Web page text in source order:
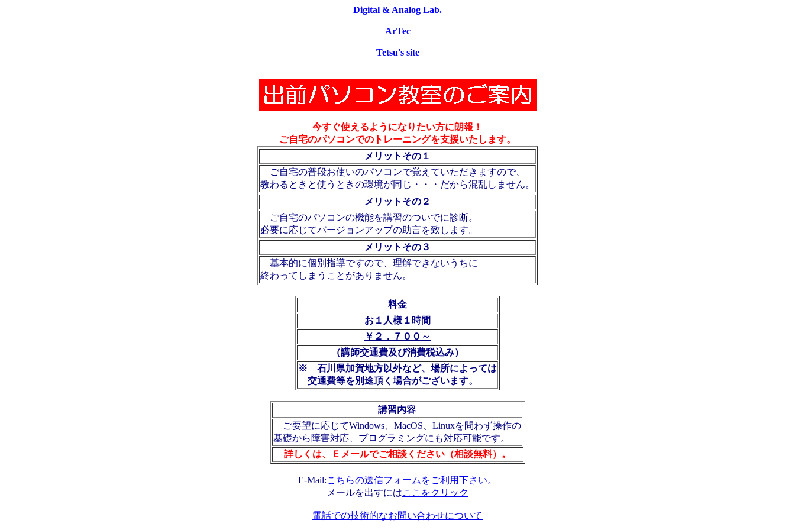
Digital & Analog Lab.
ArTec
Tetsu's site
今すぐ使えるようになりたい方に朗報！
ご自宅のパソコンでのトレーニングを支援いたします。
メリットその１
ご自宅の普段お使いのパソコンで覚えていただきますので、
教わるときと使うときの環境が同じ・・・だから混乱しません。
メリットその２
ご自宅のパソコンの機能を講習のついでに診断。
必要に応じてバージョンアップの助言を致します。
メリットその３
基本的に個別指導ですので、理解できないうちに
終わってしまうことがありません。
料金
お１人様１時間
￥２，７００～
（講師交通費及び消費税込み）
※ 石川県加賀地方以外など、場所によっては
交通費等を別途頂く場合がございます。
講習内容
ご要望に応じてWindows、MacOS、Linuxを問わず操作の
基礎から障害対応、プログラミングにも対応可能です。
詳しくは、Ｅメールでご相談ください（相談無料）。
E-Mail:こちらの送信フォームをご利用下さい。
メールを出すにはここをクリック
電話での技術的なお問い合わせについて